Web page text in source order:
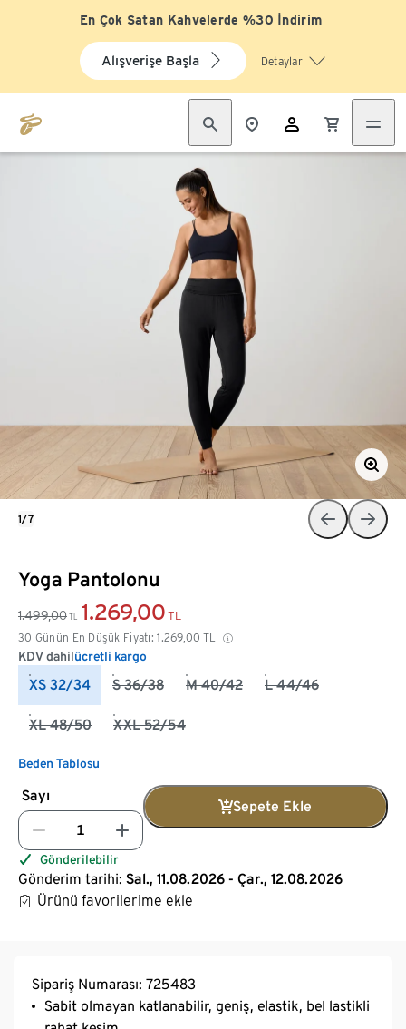
En Çok Satan Kahvelerde %30 İndirim
Alışverişe Başla Detaylar
Yoga Pantolonu
1.499,00 TL 1.269,00 TL
30 Günün En Düşük Fiyatı: 1.269,00 TL
KDV dahilücretli kargo
XS 32/34 S 36/38 M 40/42 L 44/46
XL 48/50 XXL 52/54
Beden Tablosu
Sayı
Sepete Ekle
Gönderilebilir
Gönderim tarihi: Sal., 11.08.2026 - Çar., 12.08.2026
Ürünü favorilerime ekle
1/7
Sipariş Numarası: 725483
Sabit olmayan katlanabilir, geniş, elastik, bel lastikli